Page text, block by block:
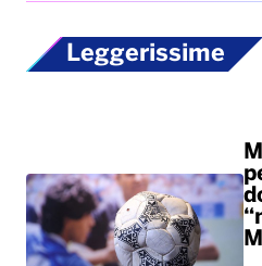
Leggerissime